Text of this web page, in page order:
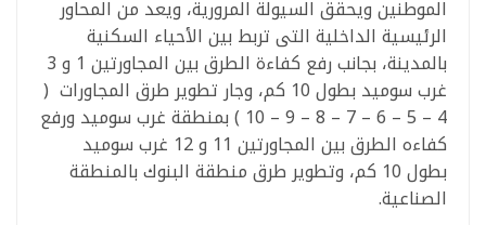
الموطنين ويحقق السيولة المرورية، ويعد من المحاور
الرئيسية الداخلية التى تربط بين الأحياء السكنية
بالمدينة، بجانب رفع كفاءة الطرق بين المجاورتين 1 و 3
غرب سوميد بطول 10 كم، وجار تطوير طرق المجاورات (
4 – 5 – 6 – 7 – 8 – 9 – 10 ) بمنطقة غرب سوميد ورفع
كفاءه الطرق بين المجاورتين 11 و 12 غرب سوميد
بطول 10 كم، وتطوير طرق منطقة البنوك بالمنطقة
الصناعية.